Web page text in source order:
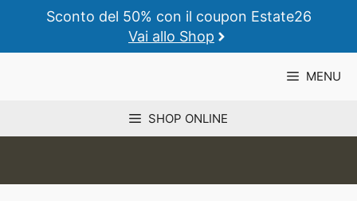
contenuto
Sconto del 50% con il coupon Estate26
Vai allo Shop
MENU
SHOP ONLINE